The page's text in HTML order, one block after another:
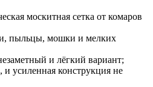
москитная сетка от комаров
пыльцы, мошки и мелких
и лёгкий вариант;
усиленная конструкция не